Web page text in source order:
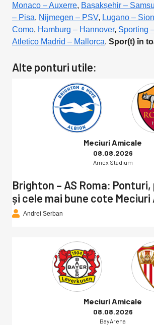
Monaco – Auxerre, Bașakșehir –
– Pisa, Nijmegen – PSV, Lugano – Sion
Como, Hamburg – Hannover, Sporting
Atletico Madrid – Mallorca. Spor(t) în
Alte ponturi utile:
Meciuri Amicale
08.08.2026
Amex Stadium
Brighton – AS Roma:
și cele mai bune cote Meciuri
Andrei Serban
Meciuri Amicale
08.08.2026
BayArena